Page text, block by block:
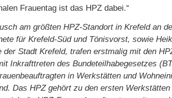
Frauentag ist das HPZ dabei.“
am größten HPZ-Standort in Krefeld an
für Krefeld-Süd und Tönisvorst, sowie
Stadt Krefeld, trafen erstmalig mit den
Inkrafttreten des Bundeteilhabegesetzes
in Werkstätten und
Das HPZ gehört zu den ersten